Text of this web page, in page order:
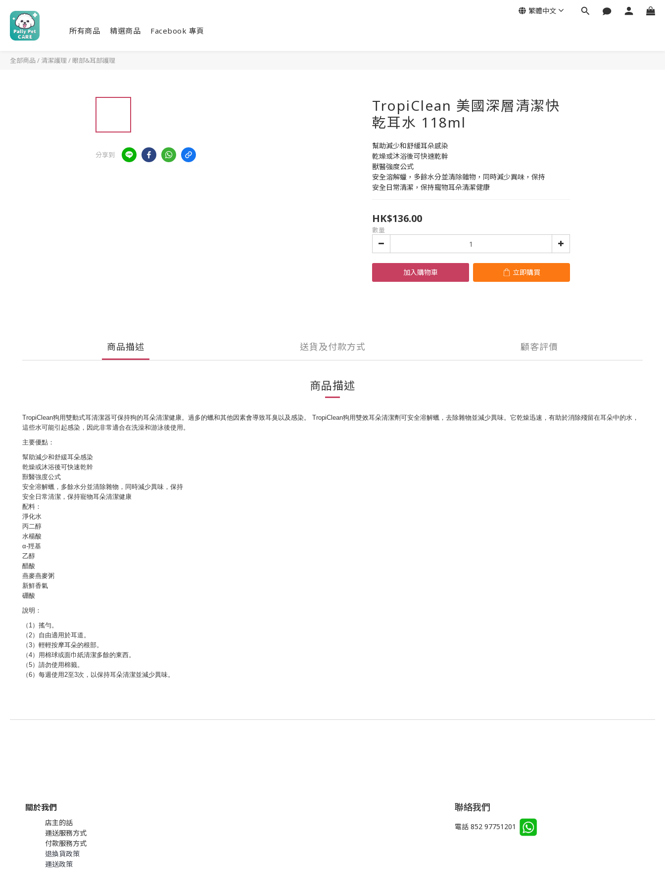
所有商品 精選商品 Facebook 專頁
繁體中文
全部商品 / 清潔護理/ 眼部&耳部護理
分享到
TropiClean 美國深層清潔快
乾耳水 118ml
幫助減少和舒緩耳朵感染
乾燥或沐浴後可快速乾幹
獸醫強度公式
安全溶解蠟，多餘水分並清除雜物，同時減少異味，保持
安全日常清潔，保持寵物耳朵清潔健康
HK$136.00
數量
加入購物車 立即購買
商品描述 送貨及付款方式 顧客評價
商品描述
TropiClean狗用雙動式耳清潔器可保持狗的耳朵清潔健康。過多的蠟和其他因素會導致耳臭以及感染。 TropiClean狗用雙效耳朵清潔劑可安全溶解蠟，去除雜物並減少異味。它乾燥迅速，有助於消除殘留在耳朵中的水，
這些水可能引起感染，因此非常適合在洗澡和游泳後使用。
主要優點：
幫助減少和舒緩耳朵感染
乾燥或沐浴後可快速乾幹
獸醫強度公式
安全溶解蠟，多餘水分並清除雜物，同時減少異味，保持
安全日常清潔，保持寵物耳朵清潔健康
配料：
淨化水
丙二醇
水楊酸
α-羥基
乙醇
醋酸
燕麥燕麥粥
新鮮香氣
硼酸
說明：
（1）搖勻。
（2）自由適用於耳道。
（3）輕輕按摩耳朵的根部。
（4）用棉球或面巾紙清潔多餘的東西。
（5）請勿使用棉籤。
（6）每週使用2至3次，以保持耳朵清潔並減少異味。
關於我們
店主的話
運送服務方式
付款服務方式
退換貨政策
運送政策
聯絡我們
電話 852 97751201